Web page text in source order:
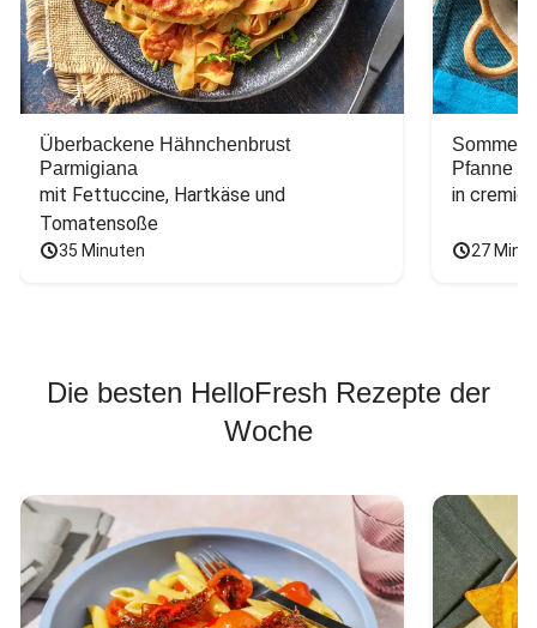
Überbackene Hähnchenbrust
Parmigiana
mit Fettuccine, Hartkäse und
Tomatensoße
35 Minuten
Pfanne
in
27
Die besten HelloFresh Rezepte der
Woche